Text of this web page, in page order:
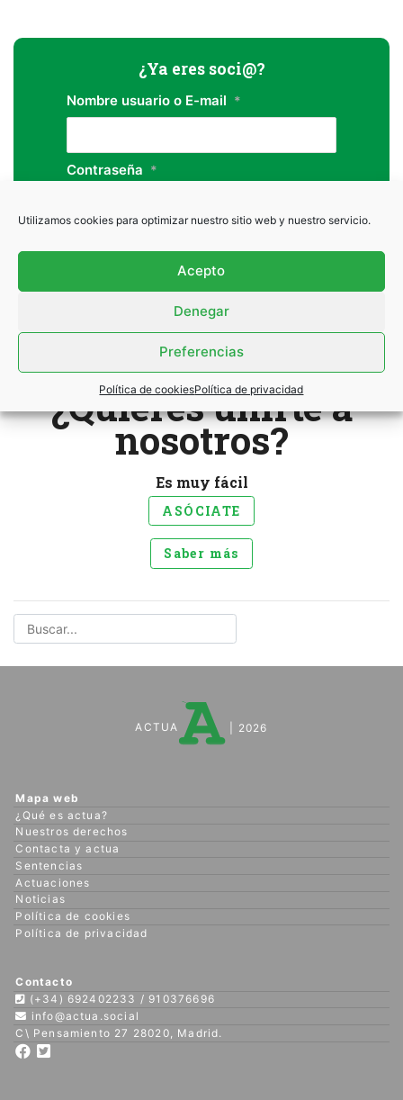
Utilizamos cookies para optimizar nuestro sitio web y nuestro servicio.
Acepto
Denegar
Preferencias
Política de cookiesPolítica de privacidad
¿Ya eres soci@?
Nombre usuario o E-mail *
Contraseña *
¿Has olvidado tu contraseña?
¿Quieres unirte a
nosotros?
Es muy fácil
ASÓCIATE
Saber más
ACTUA | 2026
Mapa web
¿Qué es actua?
Nuestros derechos
Contacta y actua
Sentencias
Actuaciones
Noticias
Política de cookies
Política de privacidad
Contacto
(+34) 692402233 / 910376696
info@actua.social
C\ Pensamiento 27 28020, Madrid.